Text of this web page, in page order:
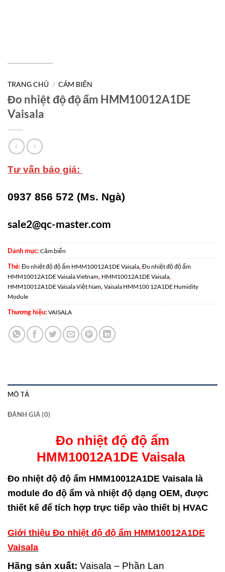
TRANG CHỦ / CẢM BIẾN
Đo nhiệt độ độ ẩm HMM10012A1DE
Vaisala
Tư vấn báo giá:
0937 856 572 (Ms. Ngà)
sale2@qc-master.com
Danh mục: Cảm biến
Thẻ: Đo nhiệt độ độ ẩm HMM10012A1DE Vaisala, Đo nhiệt độ độ ẩm
HMM10012A1DE Vaisala Vietnam, HMM10012A1DE Vaisala,
HMM10012A1DE Vaisala Việt Nam, Vaisala HMM100 12A1DE Humidity
Module
Thương hiệu: VAISALA
MÔ TẢ
ĐÁNH GIÁ (0)
Đo nhiệt độ độ ẩm
HMM10012A1DE Vaisala
Đo nhiệt độ độ ẩm HMM10012A1DE Vaisala là
module đo độ ẩm và nhiệt độ dạng OEM, được
thiết kế để tích hợp trực tiếp vào thiết bị HVAC
Giới thiệu Đo nhiệt độ độ ẩm HMM10012A1DE
Vaisala
Hãng sản xuất: Vaisala – Phần Lan